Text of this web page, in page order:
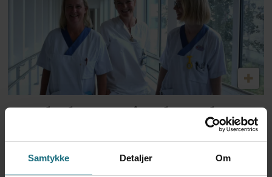
Samtykke Detaljer Om
Har halvert reinnleggelser
etter pilotprosjekt